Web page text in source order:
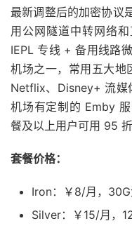
最新调整后的加密协议
用公网隧道中转网络
IEPL 专线 + 备用线路
机场之一，常用五大地
Netflix、Disney+ 流媒
机场有定制的 Emby
餐及以上用户可用 95
套餐价格：
Iron：￥8/月，30G
Silver：￥15/月，